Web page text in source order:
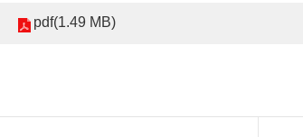
pdf(1.49 MB)